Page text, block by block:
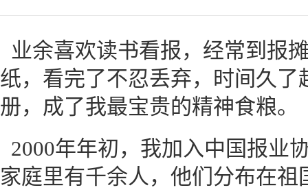
业余喜欢读书看报，经常到报
纸，看完了不忍丢弃，时间久
册，成了我最宝贵的精神食粮。
2000年年初，我加入中国报业
家庭里有千余人，他们分布在